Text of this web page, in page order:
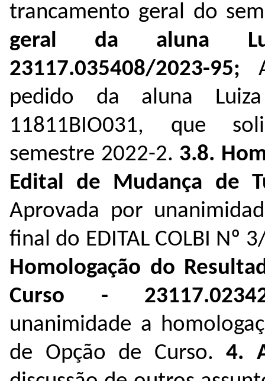
trancamento geral do
geral da aluna
23117.035408/2023-95;
pedido da aluna
11811BIO031, que
semestre 2022-2. 3.8.
Edital de Mudança de
Aprovada por
final do EDITAL COLBI Nº
Homologação do
Curso -
unanimidade a
de Opção de Curso.4.